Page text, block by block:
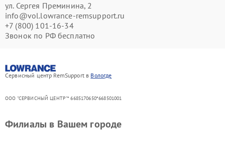
ул. Сергея Преминина, 2
info@vol.lowrance-remsupport.ru
+7 (800) 101-16-34
Звонок по РФ бесплатно
Сервисный центр RemSupport в Вологде
ООО "СЕРВИСНЫЙ ЦЕНТР"* 6685170650*668501001
Филиалы в Вашем городе